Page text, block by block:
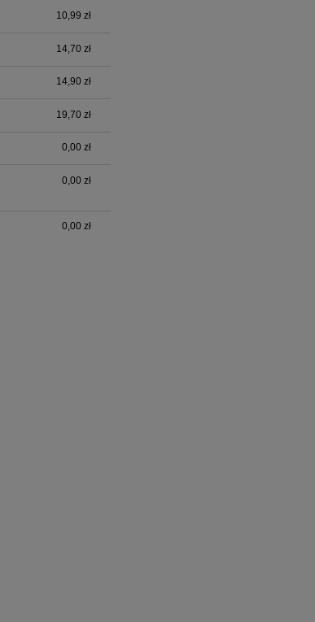
10,99 zł
14,70 zł
14,90 zł
19,70 zł
0,00 zł
0,00 zł
0,00 zł